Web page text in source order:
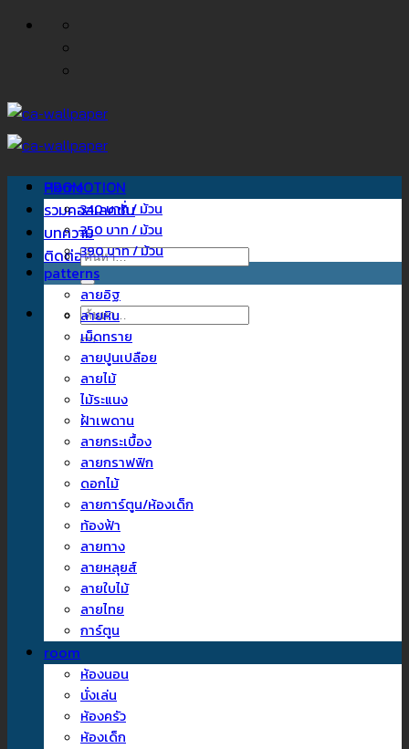
ข้าม
Home
รวมคอลเลคชั่น
บทความ
ติดต่อเรา
ค้นหา:
ค้นหา:
PROMOTION
340 บาท / ม้วน
350 บาท / ม้วน
390 บาท / ม้วน
patterns
ลายอิฐ
ลายหิน
เม็ดทราย
ลายปูนเปลือย
ลายไม้
ไม้ระแนง
ฝ้าเพดาน
ลายกระเบื้อง
ลายกราฟฟิก
ดอกไม้
ลายการ์ตูน/ห้องเด็ก
ท้องฟ้า
ลายทาง
ลายหลุยส์
ลายใบไม้
ลายไทย
การ์ตูน
room
ห้องนอน
นั่งเล่น
ห้องครัว
ห้องเด็ก